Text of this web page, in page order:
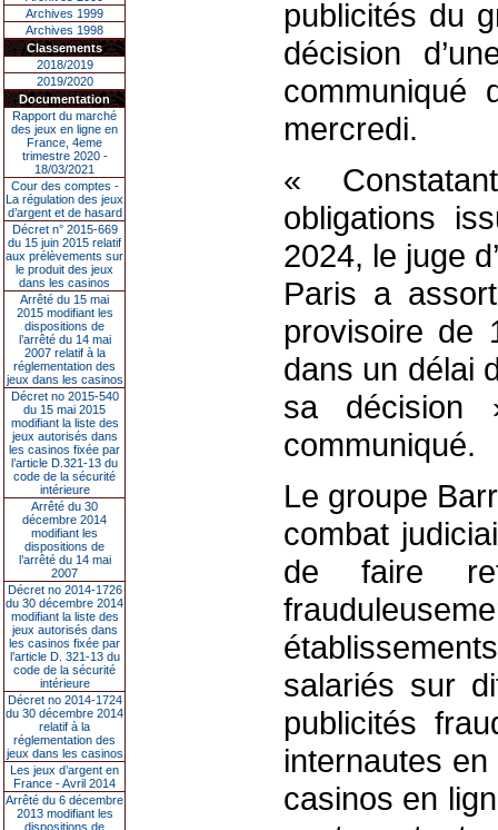
Archives 1999
Archives 1998
Classements
2018/2019
2019/2020
Documentation
Rapport du marché
des jeux en ligne en
France, 4eme
trimestre 2020 -
18/03/2021
Cour des comptes -
La régulation des jeux
d’argent et de hasard
Décret n° 2015-669
du 15 juin 2015 relatif
aux prélèvements sur
le produit des jeux
dans les casinos
Arrêté du 15 mai
2015 modifiant les
dispositions de
l’arrêté du 14 mai
2007 relatif à la
réglementation des
jeux dans les casinos
Décret no 2015-540
du 15 mai 2015
modifiant la liste des
jeux autorisés dans
les casinos fixée par
l’article D.321-13 du
code de la sécurité
intérieure
Arrêté du 30
décembre 2014
modifiant les
dispositions de
l’arrêté du 14 mai
2007
Décret no 2014-1726
du 30 décembre 2014
modifiant la liste des
jeux autorisés dans
les casinos fixée par
l’article D. 321-13 du
code de la sécurité
intérieure
Décret no 2014-1724
du 30 décembre 2014
relatif à la
réglementation des
jeux dans les casinos
Les jeux d’argent en
France - Avril 2014
Arrêté du 6 décembre
2013 modifiant les
dispositions de
publicités du
décision
communiqué
mercredi.
«
obligations
2024, le juge
Paris a
provisoire de
dans un délai
sa décision
communiqué.
Le groupe
combat
de faire
salariés sur
publicités
internautes
casinos en